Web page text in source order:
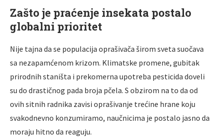
Zašto je praćenje insekata postalo
globalni prioritet
Nije tajna da se populacija oprašivača širom sveta suočava
sa nezapamćenom krizom. Klimatske promene, gubitak
prirodnih staništa i prekomerna upotreba pesticida doveli
su do drastičnog pada broja pčela. S obzirom na to da od
ovih sitnih radnika zavisi oprašivanje trećine hrane koju
svakodnevno konzumiramo, naučnicima je postalo jasno da
moraju hitno da reaguju.